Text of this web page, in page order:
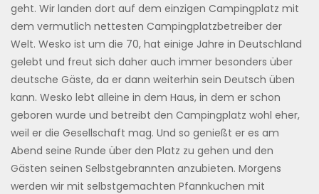
geht. Wir landen dort auf dem einzigen Campingplatz mit
dem vermutlich nettesten Campingplatzbetreiber der
Welt. Wesko ist um die 70, hat einige Jahre in Deutschland
gelebt und freut sich daher auch immer besonders über
deutsche Gäste, da er dann weiterhin sein Deutsch üben
kann. Wesko lebt alleine in dem Haus, in dem er schon
geboren wurde und betreibt den Campingplatz wohl eher,
weil er die Gesellschaft mag. Und so genießt er es am
Abend seine Runde über den Platz zu gehen und den
Gästen seinen Selbstgebrannten anzubieten. Morgens
werden wir mit selbstgemachten Pfannkuchen mit